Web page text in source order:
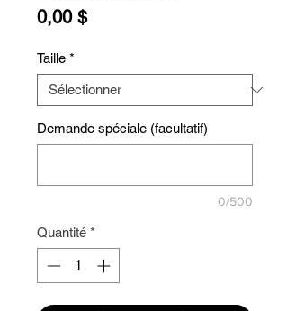
0,00 $Prix
Taille *
Demande spéciale (facultatif)
0/500
Quantité *